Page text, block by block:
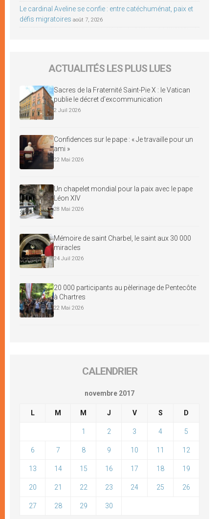
Le cardinal Aveline se confie : entre catéchuménat, paix et
défis migratoires août 7, 2026
ACTUALITÉS LES PLUS LUES
Sacres de la Fraternité Saint-Pie X : le Vatican
publie le décret d’excommunication
2 Juil 2026
Confidences sur le pape : « Je travaille pour un
ami »
22 Mai 2026
Un chapelet mondial pour la paix avec le pape
Léon XIV
28 Mai 2026
Mémoire de saint Charbel, le saint aux 30 000
miracles
24 Juil 2026
20 000 participants au pèlerinage de Pentecôte
à Chartres
22 Mai 2026
CALENDRIER
novembre 2017
L M M J V S D
1 2 3 4 5
6 7 8 9 10 11 12
13 14 15 16 17 18 19
20 21 22 23 24 25 26
27 28 29 30